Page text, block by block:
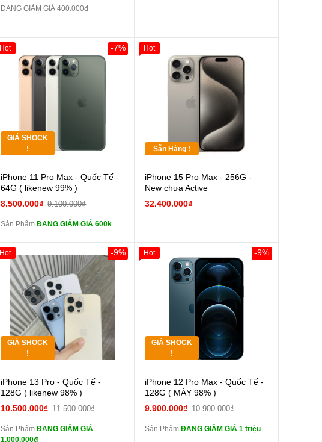
ĐANG GIẢM GIÁ 400.000đ
GIÁ SHOCK
!
Giảm 100.000đ
Khách Hàng
Thân Thiết
Cường lực 10D full
màn
tai nghe iPhone 6S
zin
Đổi Sạc Cáp ZIN
Pin dự phòng và
các Phụ Kiện Khác
iPhone 11 Pro Max - Quốc Tế -
64G ( likenew 99% )
8.500.000₫ 9.100.000₫
-7%
Sản PhẩmĐANG GIẢM GIÁ 600k
Hot
Sẵn Hàng !
iPhone 15 Pro Max - 256G -
New chưa Active
32.400.000₫
Hot
GIÁ SHOCK
!
Giảm 100.000đ
Khách Hàng
Thân Thiết
Tặng
Tặng
Cường lực 10D full
màn
tai nghe iPhone 6S
iPhone 13 Pro - Quốc Tế -
128G ( likenew 98% )
10.500.000₫ 11.500.000₫
-9%
Sản PhẩmĐANG GIẢM GIÁ
1.000.000đ
Hot
GIÁ SHOCK
!
Giảm 100.000đ
Khách Hàng
Thân Thiết
Cường lực 10D full
màn
tai nghe iPhone 6S
tai nghe iPhone X
iPhone 12 Pro Max - Quốc Tế -
128G ( MÁY 98% )
9.900.000₫ 10.900.000₫
-9%
Sản PhẩmĐANG GIẢM GIÁ 1 triệu
Hot